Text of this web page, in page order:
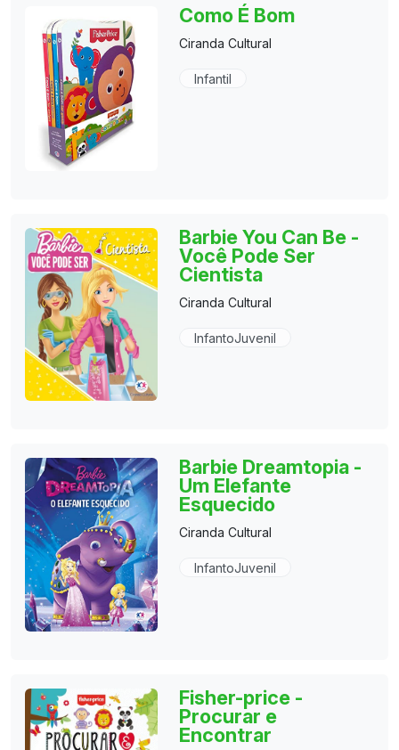
Como É Bom
Ciranda Cultural
Infantil
Barbie You Can Be -
Você Pode Ser
Cientista
Ciranda Cultural
InfantoJuvenil
Barbie Dreamtopia -
Um Elefante
Esquecido
Ciranda Cultural
InfantoJuvenil
Fisher-price -
Procurar e
Encontrar